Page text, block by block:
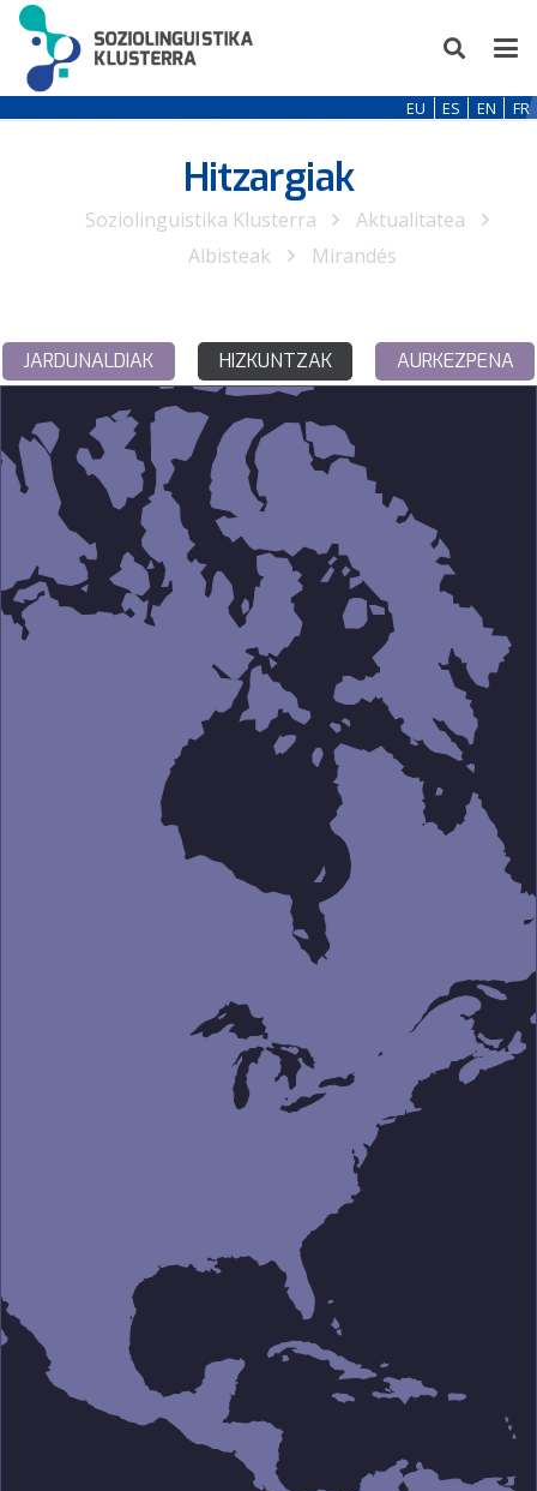
EU ES EN FR
Hitzargiak
Soziolinguistika Klusterra
Aktualitatea
Albisteak
Mirandés
JARDUNALDIAK HIZKUNTZAK AURKEZPENA